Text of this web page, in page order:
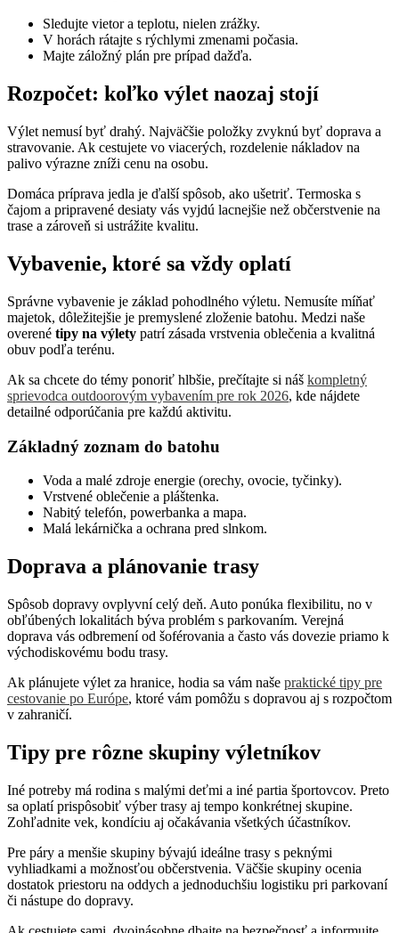
Sledujte vietor a teplotu, nielen zrážky.
V horách rátajte s rýchlymi zmenami počasia.
Majte záložný plán pre prípad dažďa.
Rozpočet: koľko výlet naozaj stojí
Výlet nemusí byť drahý. Najväčšie položky zvyknú byť doprava a
stravovanie. Ak cestujete vo viacerých, rozdelenie nákladov na
palivo výrazne zníži cenu na osobu.
Domáca príprava jedla je ďalší spôsob, ako ušetriť. Termoska s
čajom a pripravené desiaty vás vyjdú lacnejšie než občerstvenie na
trase a zároveň si ustrážite kvalitu.
Vybavenie, ktoré sa vždy oplatí
Správne vybavenie je základ pohodlného výletu. Nemusíte míňať
majetok, dôležitejšie je premyslené zloženie batohu. Medzi naše
overené tipy na výlety patrí zásada vrstvenia oblečenia a kvalitná
obuv podľa terénu.
Ak sa chcete do témy ponoriť hlbšie, prečítajte si náš kompletný
sprievodca outdoorovým vybavením pre rok 2026, kde nájdete
detailné odporúčania pre každú aktivitu.
Základný zoznam do batohu
Voda a malé zdroje energie (orechy, ovocie, tyčinky).
Vrstvené oblečenie a pláštenka.
Nabitý telefón, powerbanka a mapa.
Malá lekárnička a ochrana pred slnkom.
Doprava a plánovanie trasy
Spôsob dopravy ovplyvní celý deň. Auto ponúka flexibilitu, no v
obľúbených lokalitách býva problém s parkovaním. Verejná
doprava vás odbremení od šoférovania a často vás dovezie priamo k
východiskovému bodu trasy.
Ak plánujete výlet za hranice, hodia sa vám naše praktické tipy pre
cestovanie po Európe, ktoré vám pomôžu s dopravou aj s rozpočtom
v zahraničí.
Tipy pre rôzne skupiny výletníkov
Iné potreby má rodina s malými deťmi a iné partia športovcov. Preto
sa oplatí prispôsobiť výber trasy aj tempo konkrétnej skupine.
Zohľadnite vek, kondíciu aj očakávania všetkých účastníkov.
Pre páry a menšie skupiny bývajú ideálne trasy s peknými
vyhliadkami a možnosťou občerstvenia. Väčšie skupiny ocenia
dostatok priestoru na oddych a jednoduchšiu logistiku pri parkovaní
či nástupe do dopravy.